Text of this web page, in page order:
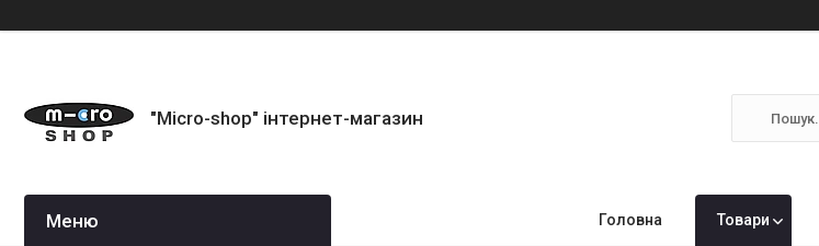
"Micro-shop" інтернет-магазин
Головна Товари